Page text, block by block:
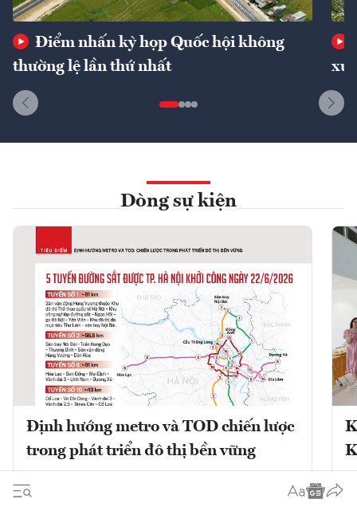
Điểm nhấn kỳ họp Quốc hội không
thường lệ lần thứ nhất
Dòng sự kiện
Định hướng metro và TOD chiến lược
trong phát triển đô thị bền vững
thông công cộng (TOD) kết hợp với mạng